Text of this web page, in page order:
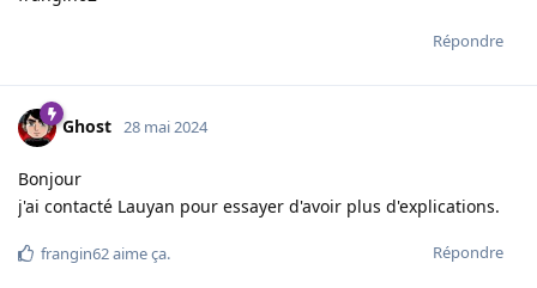
Répondre
Ghost 28 mai 2024
Bonjour
j'ai contacté Lauyan pour essayer d'avoir plus d'explications.
Répondre
frangin62aime ça.